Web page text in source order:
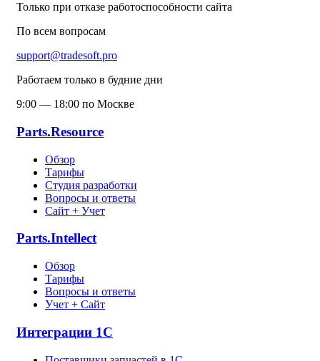
Только при отказе работоспособности сайта
По всем вопросам
support@tradesoft.pro
Работаем только в будние дни
9:00 — 18:00 по Москве
Parts.Resource
Обзор
Тарифы
Студия разработки
Вопросы и ответы
Сайт + Учет
Parts.Intellect
Обзор
Тарифы
Вопросы и ответы
Учет + Сайт
Интеграции 1С